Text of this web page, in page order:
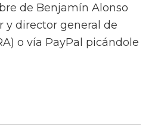
de Benjamín Alonso
y director general de
o vía PayPal picándole